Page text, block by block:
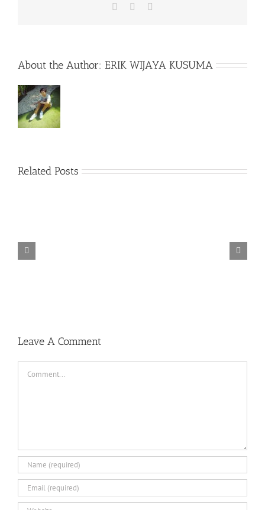
Facebook
About the Author: ERIK WIJAYA KUSUMA
Related Posts
Leave A Comment